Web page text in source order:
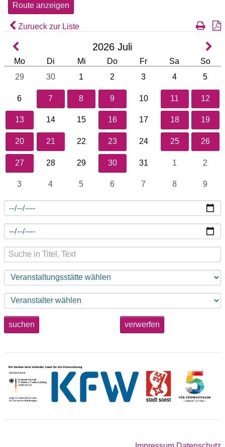
Zurueck zur Liste
2026 Juli
Mo Di Mi Do Fr Sa
So
29
30 1 2 3 4 5
6 7 8 9 10 11 12
13 14 15 16 17 18 19
20 21 22 23 24 25 26
27 28 29 30 31 1 2
3 4 5 6 7 8 9
suchen verwerfen